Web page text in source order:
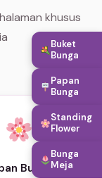
khusus
Bunga
Buket
Bunga
Papan
Bunga
Standing
Flower
Bunga
Meja